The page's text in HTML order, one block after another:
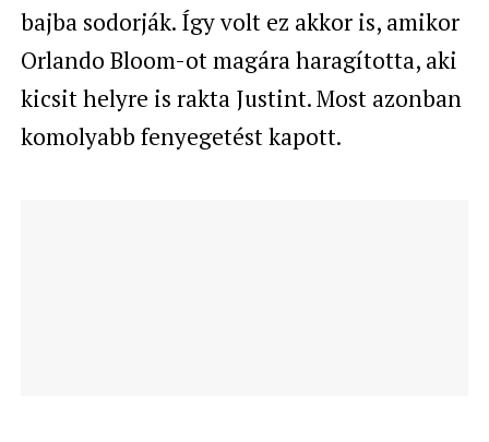
bajba sodorják. Így volt ez akkor is, amikor
Orlando Bloom-ot magára haragította, aki
kicsit helyre is rakta Justint. Most azonban
komolyabb fenyegetést kapott.